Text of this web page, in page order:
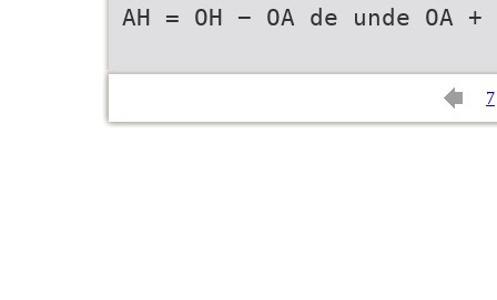
AH = OH − OA de unde OA +
7